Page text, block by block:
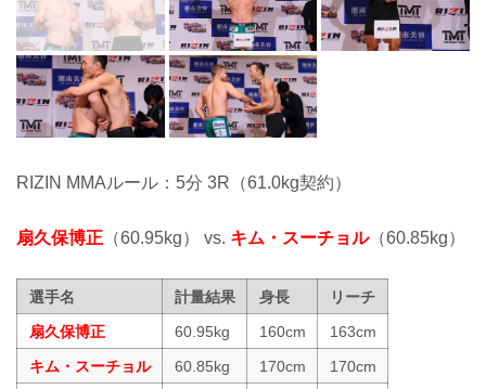
RIZIN MMAルール：5分 3R（61.0kg契約）
扇久保博正 （60.95kg） vs. キム・スーチョル（60.85kg）
選手名 計量結果 身長
リーチ
扇久保博正
60.95kg 160cm
163cm
キム・スーチョル
60.85kg 170cm
170cm